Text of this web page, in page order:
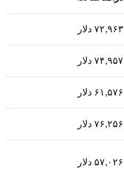
۷۲,۹۶۳ دلار
۷۴,۹۵۷ دلار
۶۱,۵۷۶ دلار
۷۶,۲۵۶ دلار
۵۷,۰۲۶ دلار